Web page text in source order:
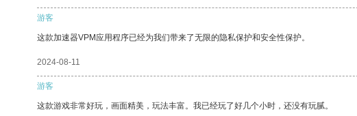
游客
这款加速器VPM应用程序已经为我们带来了无限的隐私保护和安全性保护。
2024-08-11
游客
这款游戏非常好玩，画面精美，玩法丰富。我已经玩了好几个小时，还没有玩腻。